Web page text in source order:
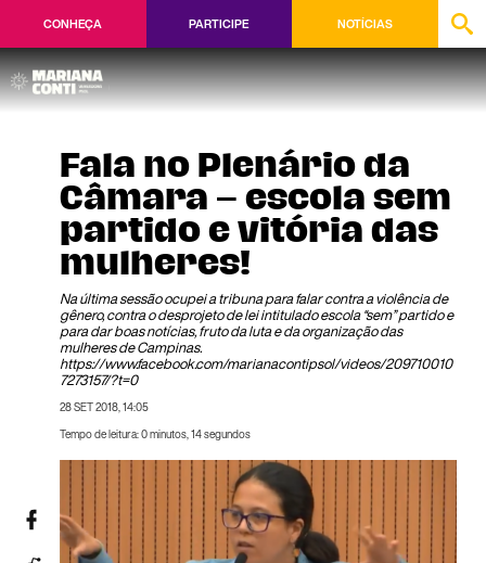
CONHEÇA PARTICIPE NOTÍCIAS
Fala no Plenário da
Câmara – escola sem
partido e vitória das
mulheres!
Na última sessão ocupei a tribuna para falar contra a violência de
gênero, contra o desprojeto de lei intitulado escola “sem” partido e
para dar boas notícias, fruto da luta e da organização das
mulheres de Campinas.
https://www.facebook.com/marianacontipsol/videos/209710010
7273157/?t=0
28 SET 2018, 14:05
Tempo de leitura: 0 minutos, 14 segundos